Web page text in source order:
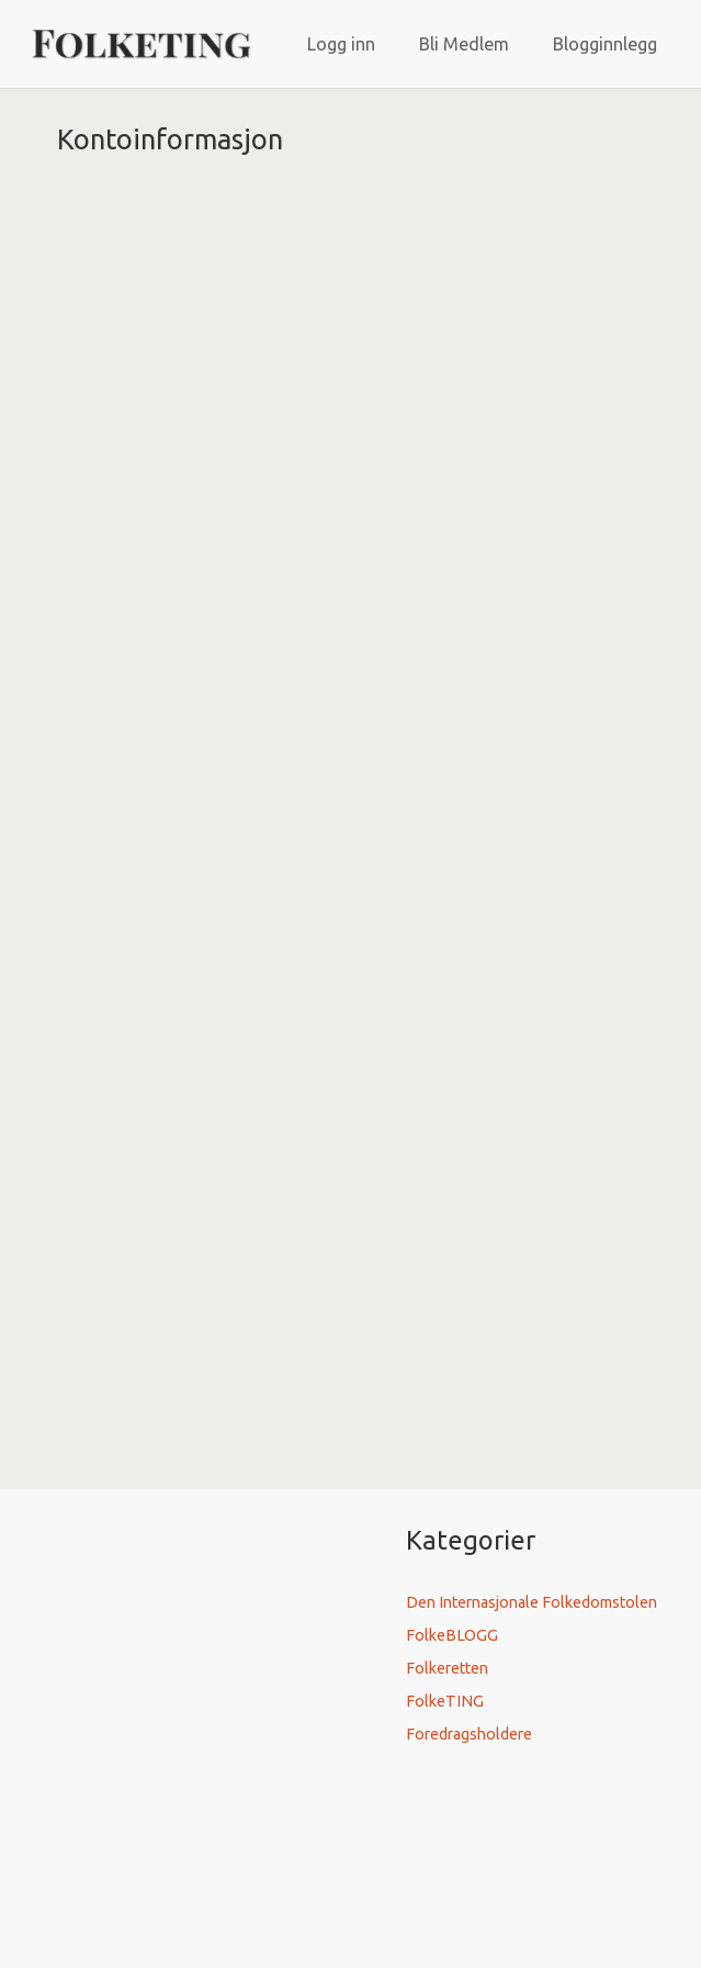
Logg inn Bli Medlem Blogginnlegg
Kontoinformasjon
Kategorier
Den Internasjonale Folkedomstolen
FolkeBLOGG
Folkeretten
FolkeTING
Foredragsholdere